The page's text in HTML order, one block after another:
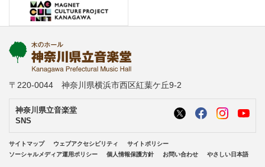
〒220-0044 神奈川県横浜市西区紅葉ケ丘9-2
神奈川県立音楽堂
SNS
サイトマップ ウェブアクセシビリティ
サイトポリシー
ソーシャルメディア運用ポリシー
個人情報保護方針 お問い合わせ やさしい日本語